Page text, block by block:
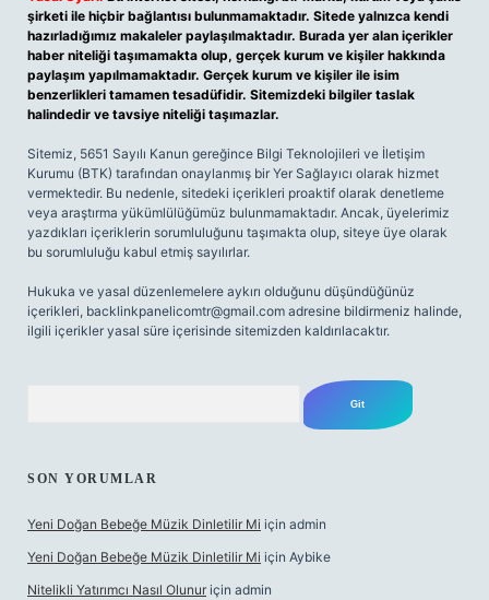
şirketi ile hiçbir bağlantısı bulunmamaktadır. Sitede yalnızca kendi
hazırladığımız makaleler paylaşılmaktadır. Burada yer alan içerikler
haber niteliği taşımamakta olup, gerçek kurum ve kişiler hakkında
paylaşım yapılmamaktadır. Gerçek kurum ve kişiler ile isim
benzerlikleri tamamen tesadüfidir. Sitemizdeki bilgiler taslak
halindedir ve tavsiye niteliği taşımazlar.
Sitemiz, 5651 Sayılı Kanun gereğince Bilgi Teknolojileri ve İletişim
Kurumu (BTK) tarafından onaylanmış bir Yer Sağlayıcı olarak hizmet
vermektedir. Bu nedenle, sitedeki içerikleri proaktif olarak denetleme
veya araştırma yükümlülüğümüz bulunmamaktadır. Ancak, üyelerimiz
yazdıkları içeriklerin sorumluluğunu taşımakta olup, siteye üye olarak
bu sorumluluğu kabul etmiş sayılırlar.
Hukuka ve yasal düzenlemelere aykırı olduğunu düşündüğünüz
içerikleri, backlinkpanelicomtr@gmail.com adresine bildirmeniz halinde,
ilgili içerikler yasal süre içerisinde sitemizden kaldırılacaktır.
SON YORUMLAR
Yeni Doğan Bebeğe Müzik Dinletilir Mi için admin
Yeni Doğan Bebeğe Müzik Dinletilir Mi için Aybike
Nitelikli Yatırımcı Nasıl Olunur için admin